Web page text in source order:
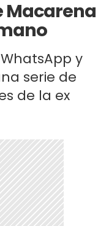
Macarena
y
serie de
de la ex